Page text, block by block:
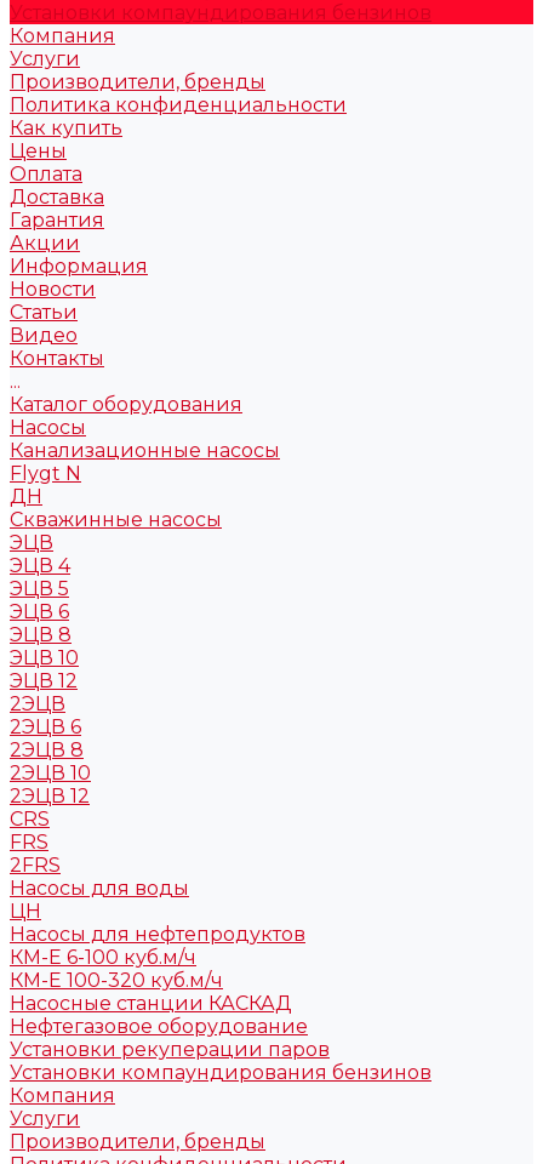
Установки компаундирования бензинов
Компания
Услуги
Производители, бренды
Политика конфиденциальности
Как купить
Цены
Оплата
Доставка
Гарантия
Акции
Информация
Новости
Статьи
Видео
Контакты
...
Каталог оборудования
Насосы
Канализационные насосы
Flygt N
ДН
Скважинные насосы
ЭЦВ
ЭЦВ 4
ЭЦВ 5
ЭЦВ 6
ЭЦВ 8
ЭЦВ 10
ЭЦВ 12
2ЭЦВ
2ЭЦВ 6
2ЭЦВ 8
2ЭЦВ 10
2ЭЦВ 12
CRS
FRS
2FRS
Насосы для воды
ЦН
Насосы для нефтепродуктов
КМ-Е 6-100 куб.м/ч
КМ-Е 100-320 куб.м/ч
Насосные станции КАСКАД
Нефтегазовое оборудование
Установки рекуперации паров
Установки компаундирования бензинов
Компания
Услуги
Производители, бренды